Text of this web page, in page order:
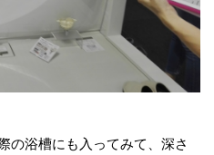
の浴槽にも入ってみて、深さ